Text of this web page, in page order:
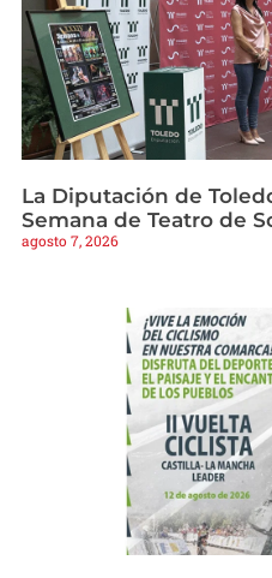
La Diputación de
Semana de Teatro de
agosto 7, 2026